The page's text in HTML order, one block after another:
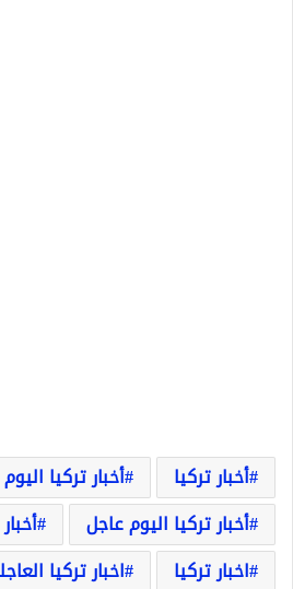
أخبار تركيا
أخبار تركيا اليوم
أخبار تركيا اليوم عاجل
اخبار تركيا
اخبار تركيا